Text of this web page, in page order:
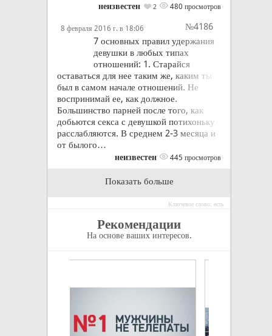
неизвестен 2 480 просмотров
8 февраля 2016 г. в 18:06
№4186
7 основных правил удержания
девушки в любых типах
отношений: 1. Старайся
оставаться для нее таким же, каким ты
был в самом начале отношений. Не
воспринимай ее, как должное.
Большинство парней после того, как
добьются секса с девушкой потихоньку
расслабляются. В среднем 2-3 месяца и
от былого…
неизвестен 445 просмотров
Показать больше
Ключевое слово: есть
Рекомендации
На основе ваших интересов.